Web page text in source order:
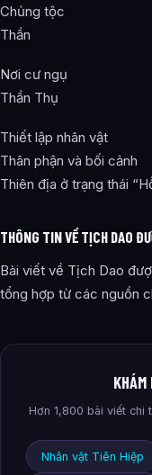
Chủng tộc
Thần
Nơi cư ngụ
Thần Thụ
Thiết lập nhân vật
Thân phận và bối cảnh
Thiên địa ở trạng thái
THÔNG TIN VỀ TỊCH DAO
Bài viết về Tịch Dao
tổng hợp từ các nguồn
KHÁM
Hơn 1,800 bài viết chi
Nhân vật Tiên Hiệp